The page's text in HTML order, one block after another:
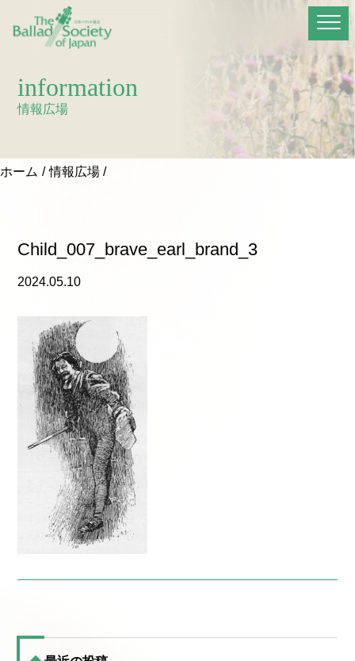
information
情報広場
ホーム 情報広場
Child_007_brave_earl_brand_3
2024.05.10